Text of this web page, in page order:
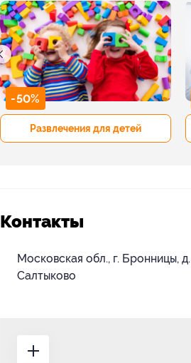
-50%
Развлечения для детей
Контакты
Московская обл., г. Бронницы, д.
Салтыково